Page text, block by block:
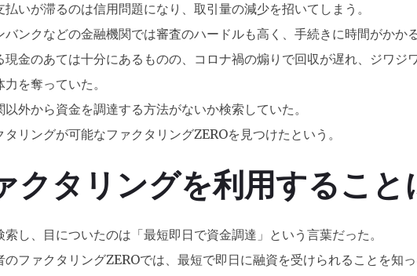
いが滞るのは信用問題になり、取引量の減少を招いてしまう。
バンクなどの金融機関では審査のハードルも高く、手続きに時間がかかる
現金のあては十分にあるものの、コロナ禍の煽りで回収が遅れ、ジワジ
を奪っていた。
外から資金を調達する方法がないか検索していた。
リングが可能なファクタリングZEROを見つけたという。
クタリングを利用すること
し、目についたのは「最短即日で資金調達」という言葉だった。
ファクタリングZEROでは、最短で即日に融資を受けられることを知っ